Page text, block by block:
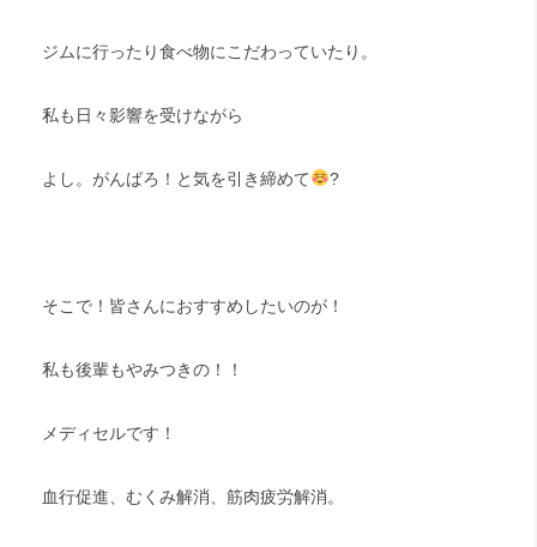
ジムに行ったり食べ物にこだわっていたり。
私も日々影響を受けながら
よし。がんばろ！と気を引き締めて ?
そこで！皆さんにおすすめしたいのが！
私も後輩もやみつきの！！
メディセルです！
血行促進、むくみ解消、筋肉疲労解消。